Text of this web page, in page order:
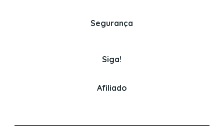
(11) 3382-2150Segurança
Siga!
Afiliado